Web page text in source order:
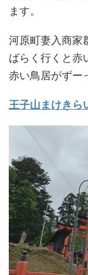
ます。
河原町妻入商家
ばらく行くと赤
赤い鳥居がずー
王子山まけきら